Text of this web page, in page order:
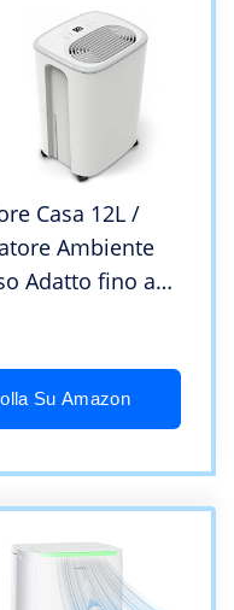
Casa 12L /
Ambiente
Adatto fino a
2,5L |
Su Amazon